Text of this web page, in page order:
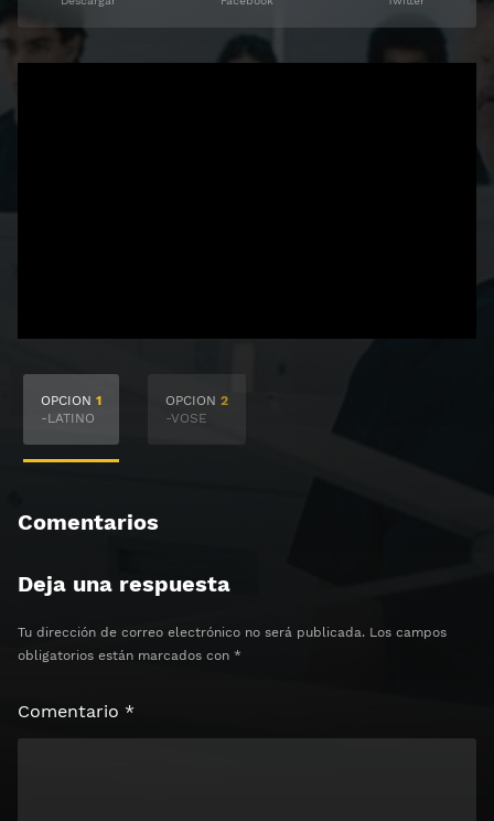
Haz clic 3 veces en el botón para desbloquear el
⏰ El acceso expira en 1 hora
OPCION 1
-LATINO
OPCION 2
-VOSE
Comentarios
Deja una respuesta
Tu dirección de correo electrónico no será publicada. Los campos
obligatorios están marcados con *
Comentario *